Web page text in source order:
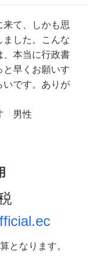
来て、しかも思
ました。こんな
、本当に行政書
と早くお願いす
いです。ありが
男性
となります。